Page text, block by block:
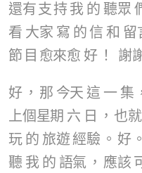
還有⽀持我 的 聽眾
看 大家 寫 的 信 和 留
節 ⽬ 愈來愈 好 ！ 謝
好 ， 那 今天 這 一 集
上個星期 六 日 ， 也
玩 的 旅遊 經驗 。 好 。
聽 我 的 語氣 ， 應該